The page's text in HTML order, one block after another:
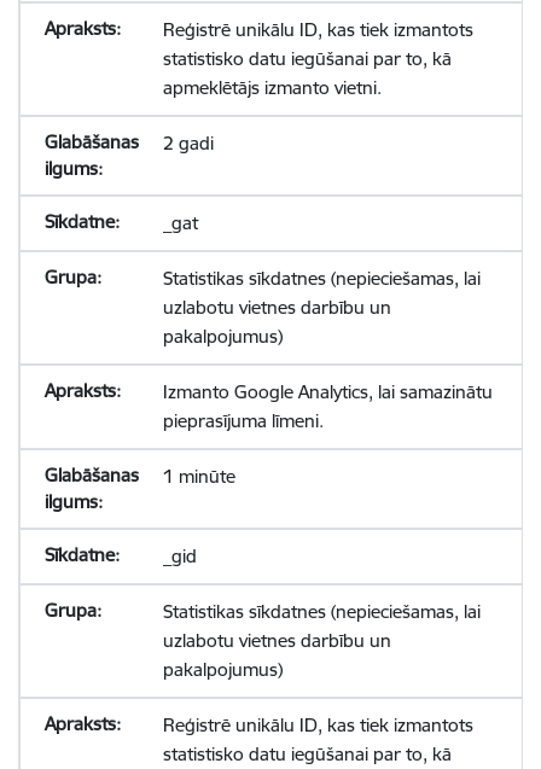
Reģistrē unikālu ID, kas tiek izmantots
statistisko datu iegūšanai par to, kā
apmeklētājs izmanto vietni.
2 gadi
_gat
Statistikas sīkdatnes (nepieciešamas, lai
uzlabotu vietnes darbību un
pakalpojumus)
Izmanto Google Analytics, lai samazinātu
pieprasījuma līmeni.
1 minūte
_gid
Statistikas sīkdatnes (nepieciešamas, lai
uzlabotu vietnes darbību un
pakalpojumus)
Reģistrē unikālu ID, kas tiek izmantots
statistisko datu iegūšanai par to, kā